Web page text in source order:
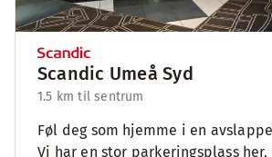
Scandic Umeå Syd
1.5 km til sentrum
Føl deg som hjemme i en
Vi har en stor parkeringsplass her,